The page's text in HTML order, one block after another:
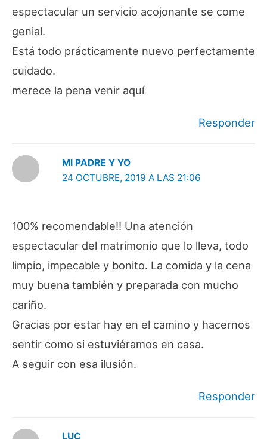
espectacular un servicio acojonante se come
genial.
Está todo prácticamente nuevo perfectamente
cuidado.
merece la pena venir aquí
Responder
MI PADRE Y YO
24 OCTUBRE, 2019 A LAS 21:06
100% recomendable!! Una atención
espectacular del matrimonio que lo lleva, todo
limpio, impecable y bonito. La comida y la cena
muy buena también y preparada con mucho
cariño.
Gracias por estar hay en el camino y hacernos
sentir como si estuviéramos en casa.
A seguir con esa ilusión.
Responder
LUC